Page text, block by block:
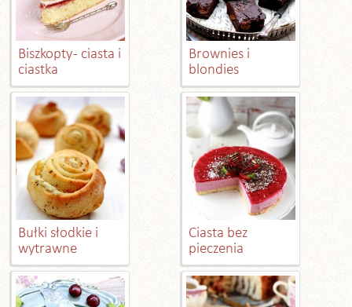
Biszkopty - ciasta i
ciastka
Brownies i
blondies
Bułki słodkie i
wytrawne
Ciasta bez
pieczenia